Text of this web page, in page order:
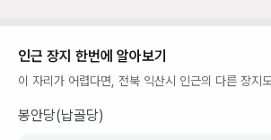
인근 장지 한번에 알아보기
이 자리가 어렵다면, 전북 익산시 인근의 다른 장지
봉안당(납골당)